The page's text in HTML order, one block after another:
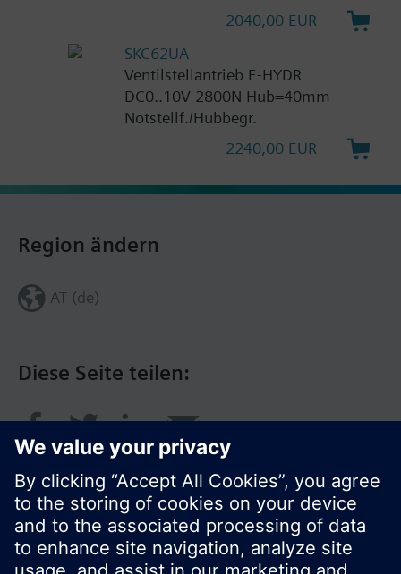
2040,00 EUR
SKC62UA
Ventilstellantrieb E-HYDR
DC0..10V 2800N Hub=40mm
Notstellf./Hubbegr.
2240,00 EUR
Diese Seite teilen:
Region ändern
AT (de)